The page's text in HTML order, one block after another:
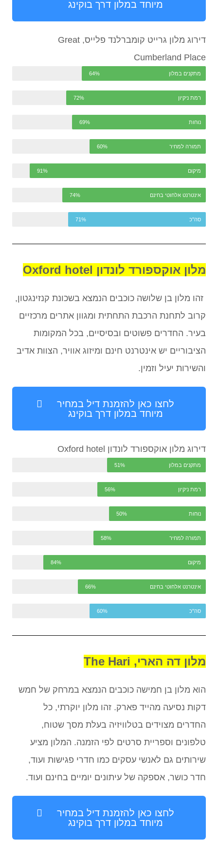
מיוחד במלון דרך בוקינג
דירוג מלון גרייט קומברלנד פלייס, Great
Cumberland Place
מתקנים במלון 64%
רמת ניקיון 72%
נוחות 69%
תמורה למחיר 60%
מיקום 91%
אינטרנט אלחוטי בחינם 74%
סה"כ 71%
מלון אוקספורד לונדון Oxford hotel
זהו מלון בן שלושה כוכבים הנמצא בשכונת קנזינגטון,
קרוב לתחנת הרכבת התחתית ומגוון אתרים מרכזיים
בעיר. החדרים פשוטים ובסיסיים, בכל המקומות
הציבוריים יש אינטרנט חינם ומיזוג אוויר, הצוות אדיב
והשירות יעיל וזמין.
לחצו כאן להזמנת דיל במחיר
מיוחד במלון דרך בוקינג
דירוג מלון אוקספורד לונדון Oxford hotel
מתקנים במלון 51%
רמת ניקיון 56%
נוחות 50%
תמורה למחיר 58%
מיקום 84%
אינטרנט אלחוטי בחינם 66%
סה"כ 60%
מלון דה הארי, The Hari
הוא מלון בן חמישה כוכבים הנמצא במרחק של חמש
דקות נסיעה מהייד פארק. זהו מלון יוקרתי, כל
החדרים מצוידים בטלוויזיה בעלת מסך שטוח,
טלפונים וספריית סרטים לפי הזמנה. המלון מציע
שירותים גם לאנשי עסקים כמו חדרי פגישות ועוד,
חדר כושר, אספקה של עיתונים יומיים בחינם ועוד.
לחצו כאן להזמנת דיל במחיר
מיוחד במלון דרך בוקינג